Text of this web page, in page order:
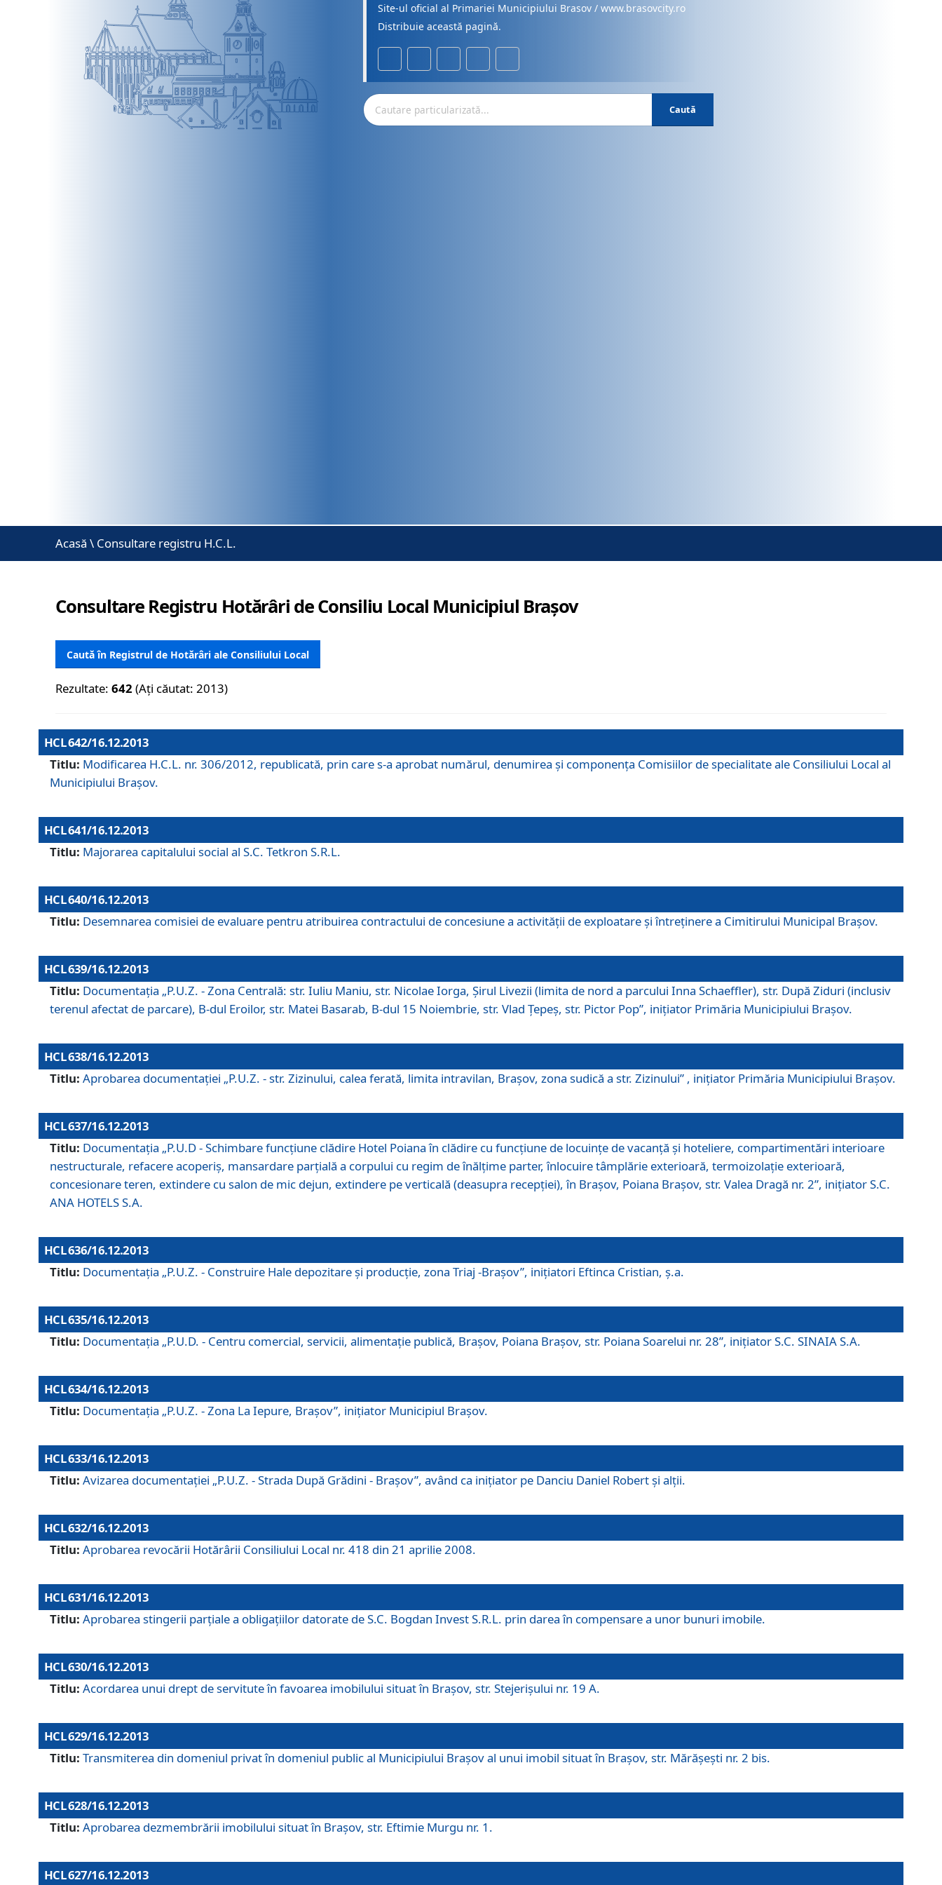
Site-ul oficial al Primariei Municipiului Brasov / www.brasovcity.ro
Distribuie această pagină.
Caută
Acasă \ Consultare registru H.C.L.
Consultare Registru Hotărâri de Consiliu Local Municipiul Brașov
Caută în Registrul de Hotărâri ale Consiliului Local
Rezultate:642 (Ați căutat: 2013)
HCL 642/16.12.2013
Titlu: Modificarea H.C.L. nr. 306/2012, republicată, prin care s-a aprobat numărul, denumirea şi componenţa Comisiilor de specialitate ale Consiliului Local al
Municipiului Braşov.
HCL 641/16.12.2013
Titlu: Majorarea capitalului social al S.C. Tetkron S.R.L.
HCL 640/16.12.2013
Titlu: Desemnarea comisiei de evaluare pentru atribuirea contractului de concesiune a activităţii de exploatare şi întreţinere a Cimitirului Municipal Braşov.
HCL 639/16.12.2013
Titlu: Documentaţia „P.U.Z. - Zona Centrală: str. Iuliu Maniu, str. Nicolae Iorga, Şirul Livezii (limita de nord a parcului Inna Schaeffler), str. După Ziduri (inclusiv
terenul afectat de parcare), B-dul Eroilor, str. Matei Basarab, B-dul 15 Noiembrie, str. Vlad Ţepeş, str. Pictor Pop”, iniţiator Primăria Municipiului Braşov.
HCL 638/16.12.2013
Titlu: Aprobarea documentaţiei „P.U.Z. - str. Zizinului, calea ferată, limita intravilan, Braşov, zona sudică a str. Zizinului” , iniţiator Primăria Municipiului Braşov.
HCL 637/16.12.2013
Titlu: Documentaţia „P.U.D - Schimbare funcţiune clădire Hotel Poiana în clădire cu funcţiune de locuinţe de vacanţă şi hoteliere, compartimentări interioare
nestructurale, refacere acoperiş, mansardare parţială a corpului cu regim de înălţime parter, înlocuire tâmplărie exterioară, termoizolaţie exterioară,
concesionare teren, extindere cu salon de mic dejun, extindere pe verticală (deasupra recepţiei), în Braşov, Poiana Braşov, str. Valea Dragă nr. 2”, iniţiator S.C.
ANA HOTELS S.A.
HCL 636/16.12.2013
Titlu: Documentaţia „P.U.Z. - Construire Hale depozitare şi producţie, zona Triaj -Braşov”, iniţiatori Eftinca Cristian, ş.a.
HCL 635/16.12.2013
Titlu: Documentaţia „P.U.D. - Centru comercial, servicii, alimentaţie publică, Braşov, Poiana Braşov, str. Poiana Soarelui nr. 28”, iniţiator S.C. SINAIA S.A.
HCL 634/16.12.2013
Titlu: Documentaţia „P.U.Z. - Zona La Iepure, Braşov”, iniţiator Municipiul Braşov.
HCL 633/16.12.2013
Titlu: Avizarea documentaţiei „P.U.Z. - Strada După Grădini - Braşov”, având ca iniţiator pe Danciu Daniel Robert şi alţii.
HCL 632/16.12.2013
Titlu: Aprobarea revocării Hotărârii Consiliului Local nr. 418 din 21 aprilie 2008.
HCL 631/16.12.2013
Titlu: Aprobarea stingerii parţiale a obligaţiilor datorate de S.C. Bogdan Invest S.R.L. prin darea în compensare a unor bunuri imobile.
HCL 630/16.12.2013
Titlu: Acordarea unui drept de servitute în favoarea imobilului situat în Braşov, str. Stejerişului nr. 19 A.
HCL 629/16.12.2013
Titlu: Transmiterea din domeniul privat în domeniul public al Municipiului Braşov al unui imobil situat în Braşov, str. Mărăşeşti nr. 2 bis.
HCL 628/16.12.2013
Titlu: Aprobarea dezmembrării imobilului situat în Braşov, str. Eftimie Murgu nr. 1.
HCL 627/16.12.2013